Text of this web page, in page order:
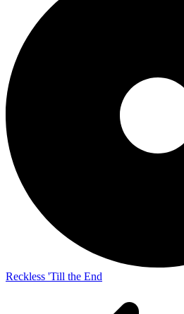
Reckless 'Till the End